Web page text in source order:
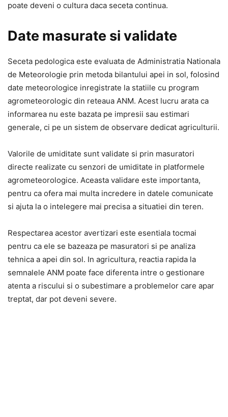
poate deveni o cultura daca seceta continua.
Date masurate si validate
Seceta pedologica este evaluata de Administratia Nationala
de Meteorologie prin metoda bilantului apei in sol, folosind
date meteorologice inregistrate la statiile cu program
agrometeorologic din reteaua ANM. Acest lucru arata ca
informarea nu este bazata pe impresii sau estimari
generale, ci pe un sistem de observare dedicat agriculturii.
Valorile de umiditate sunt validate si prin masuratori
directe realizate cu senzori de umiditate in platformele
agrometeorologice. Aceasta validare este importanta,
pentru ca ofera mai multa incredere in datele comunicate
si ajuta la o intelegere mai precisa a situatiei din teren.
Respectarea acestor avertizari este esentiala tocmai
pentru ca ele se bazeaza pe masuratori si pe analiza
tehnica a apei din sol. In agricultura, reactia rapida la
semnalele ANM poate face diferenta intre o gestionare
atenta a riscului si o subestimare a problemelor care apar
treptat, dar pot deveni severe.